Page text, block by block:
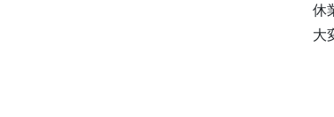
休
大